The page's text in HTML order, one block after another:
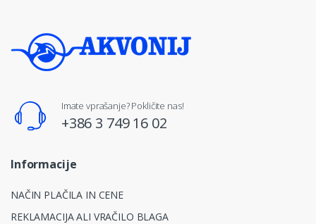
Imate vprašanje? Pokličite nas!
+386 3 749 16 02
Informacije
NAČIN PLAČILA IN CENE
REKLAMACIJA ALI VRAČILO BLAGA